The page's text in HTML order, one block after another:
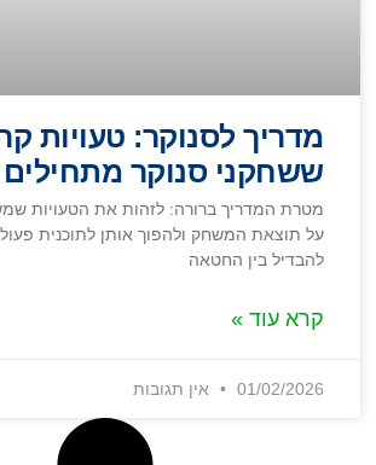
מדריך לסנוקר: טעויות
ששחקני סנוקר מתחילים
מטרת המדריך ברורה: לזהות את הטעויות
על תוצאת המשחק ולהפוך אותן לתוכנית
להבדיל בין החטאה
קרא עוד »
01/02/2026 אין תגובות